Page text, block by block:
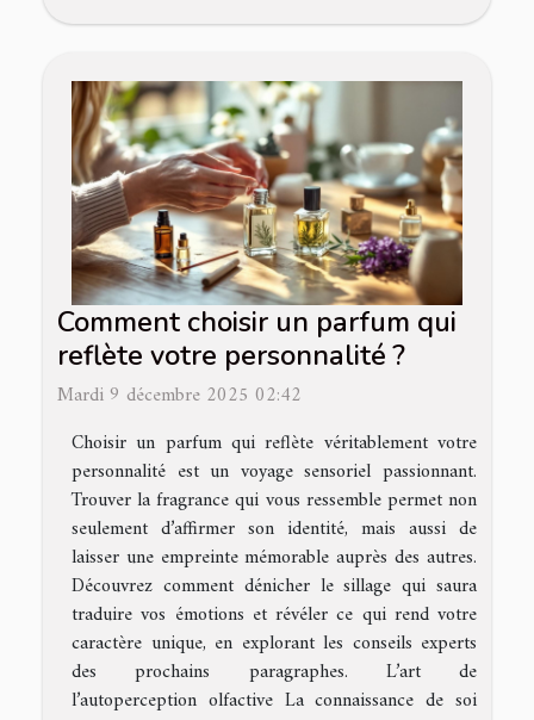
Comment choisir un parfum qui
reflète votre personnalité ?
Mardi 9 décembre 2025 02:42
Choisir un parfum qui reflète véritablement votre
personnalité est un voyage sensoriel passionnant.
Trouver la fragrance qui vous ressemble permet non
seulement d’affirmer son identité, mais aussi de
laisser une empreinte mémorable auprès des autres.
Découvrez comment dénicher le sillage qui saura
traduire vos émotions et révéler ce qui rend votre
caractère unique, en explorant les conseils experts
des prochains paragraphes. L’art de
l’autoperception olfactive La connaissance de soi